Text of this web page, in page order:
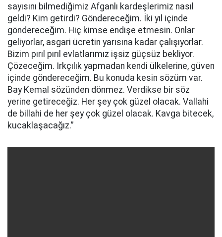
sayısını bilmediğimiz Afganlı kardeşlerimiz nasıl
geldi? Kim getirdi? Göndereceğim. İki yıl içinde
göndereceğim. Hiç kimse endişe etmesin. Onlar
geliyorlar, asgari ücretin yarısına kadar çalışıyorlar.
Bizim pırıl pırıl evlatlarımız işsiz güçsüz bekliyor.
Çözeceğim. Irkçılık yapmadan kendi ülkelerine, güven
içinde göndereceğim. Bu konuda kesin sözüm var.
Bay Kemal sözünden dönmez. Verdikse bir söz
yerine getireceğiz. Her şey çok güzel olacak. Vallahi
de billahi de her şey çok güzel olacak. Kavga bitecek,
kucaklaşacağız.”